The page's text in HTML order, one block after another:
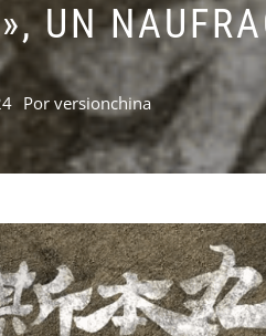
UN
Por versionchina